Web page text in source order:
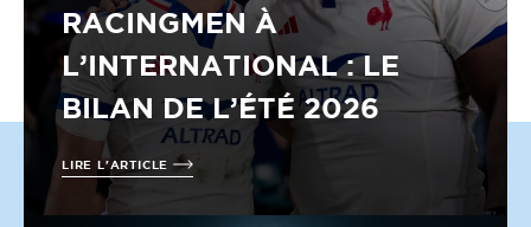
RACINGMEN À
L’INTERNATIONAL : LE
BILAN DE L’ÉTÉ 2026
LIRE L'ARTICLE